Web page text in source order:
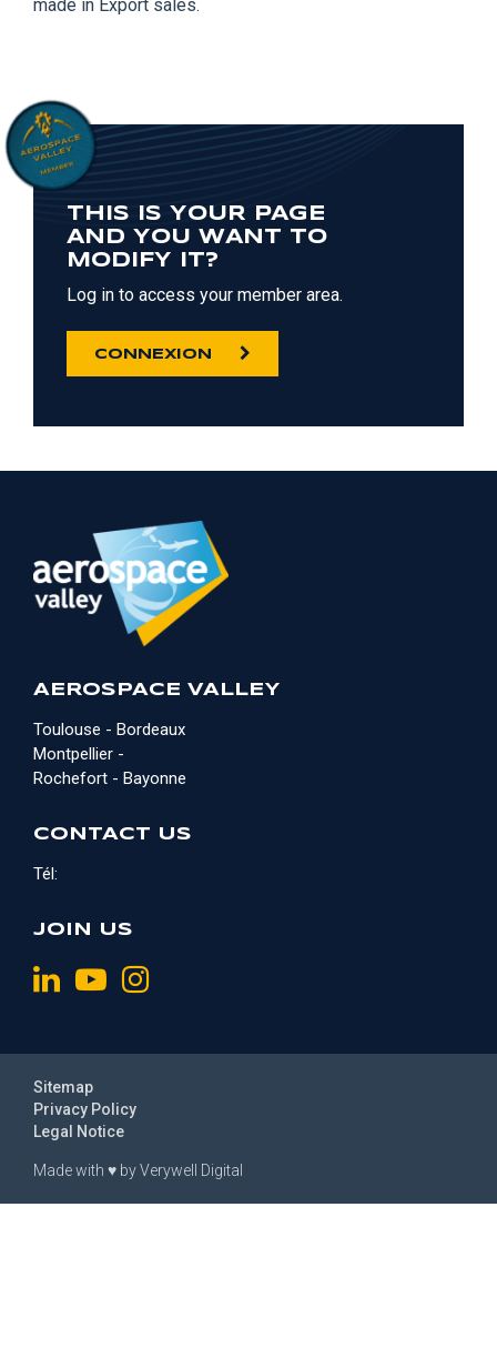
made in Export sales.
THIS IS YOUR PAGE
AND YOU WANT TO
MODIFY IT?
Log in to access your member area.
CONNEXION
AEROSPACE VALLEY
Toulouse - Bordeaux
Montpellier -
Rochefort - Bayonne
CONTACT US
Tél:
JOIN US
Made with ♥ byVerywell Digital
Legal Notice
Privacy Policy
Sitemap